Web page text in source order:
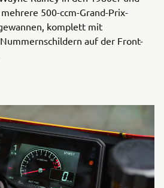
500-ccm-Grand-Prix-
komplett mit
auf der Front-